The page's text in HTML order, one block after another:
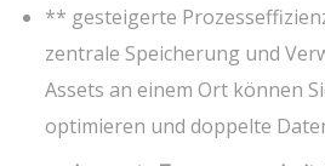
** gesteigerte
zentrale Speicherung und
Assets an einem Ort können
optimieren und doppelte